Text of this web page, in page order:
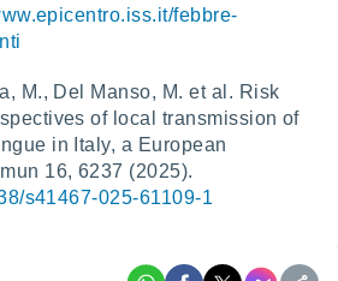
febbre-
M., Del Manso, M. et al. Risk
of local transmission of
in Italy, a European
16, 6237 (2025).
s41467-025-61109-1